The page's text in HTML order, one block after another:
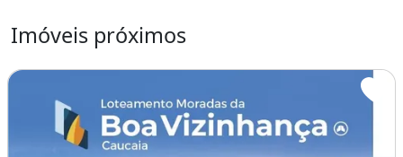
Imóveis próximos